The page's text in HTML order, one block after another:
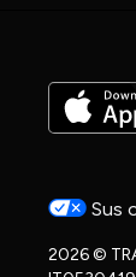
Sus
2026 ©